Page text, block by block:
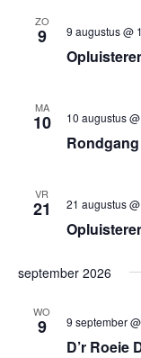
ZO
9 9 augustus @
MA
10 10 augustus
VR
21 21 augustus
september 2026
WO
9
D’r Roeie
9 september